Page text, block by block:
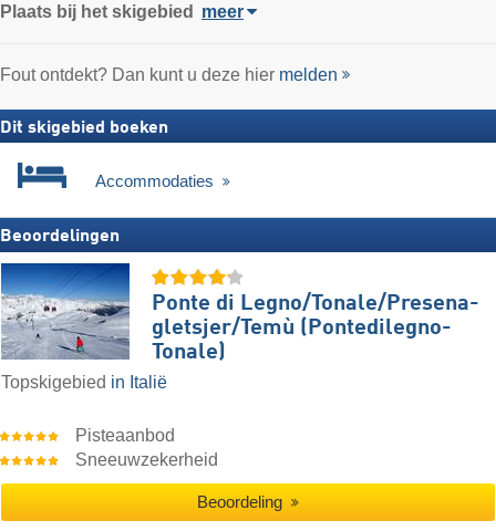
Plaats bij het skigebied meer
Fout ontdekt? Dan kunt u deze hier melden
Dit skigebied boeken
Accommodaties
Beoordelingen
Ponte di Legno/​​Tonale/​​Presena-
gletsjer/​​Temù (Pontedilegno-
Tonale)
Topskigebied in Italië
Pisteaanbod
Sneeuwzekerheid
Beoordeling